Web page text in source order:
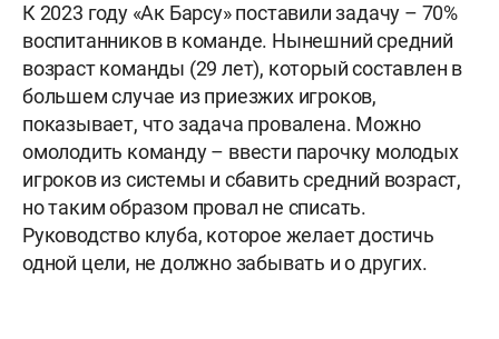
К 2023 году «Ак Барсу» поставили задачу – 70%
воспитанников в команде. Нынешний средний
возраст команды (29 лет), который составлен в
большем случае из приезжих игроков,
показывает, что задача провалена. Можно
омолодить команду – ввести парочку молодых
игроков из системы и сбавить средний возраст,
но таким образом провал не списать.
Руководство клуба, которое желает достичь
одной цели, не должно забывать и о других.